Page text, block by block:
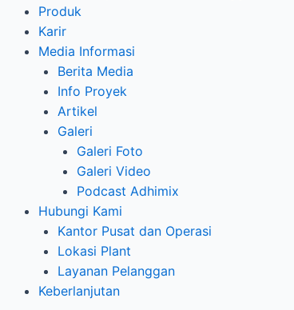
Produk
Karir
Media Informasi
Berita Media
Info Proyek
Artikel
Galeri
Galeri Foto
Galeri Video
Podcast Adhimix
Hubungi Kami
Kantor Pusat dan Operasi
Lokasi Plant
Layanan Pelanggan
Keberlanjutan